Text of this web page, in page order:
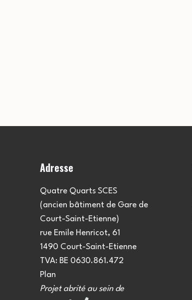
Adresse
Quatre Quarts SCES
(ancien bâtiment de Gare de
Court-Saint-Etienne)
rue Emile Henricot, 61
1490 Court-Saint-Etienne
TVA: BE 0630.861.472
Plan
Projet abrité au sein de